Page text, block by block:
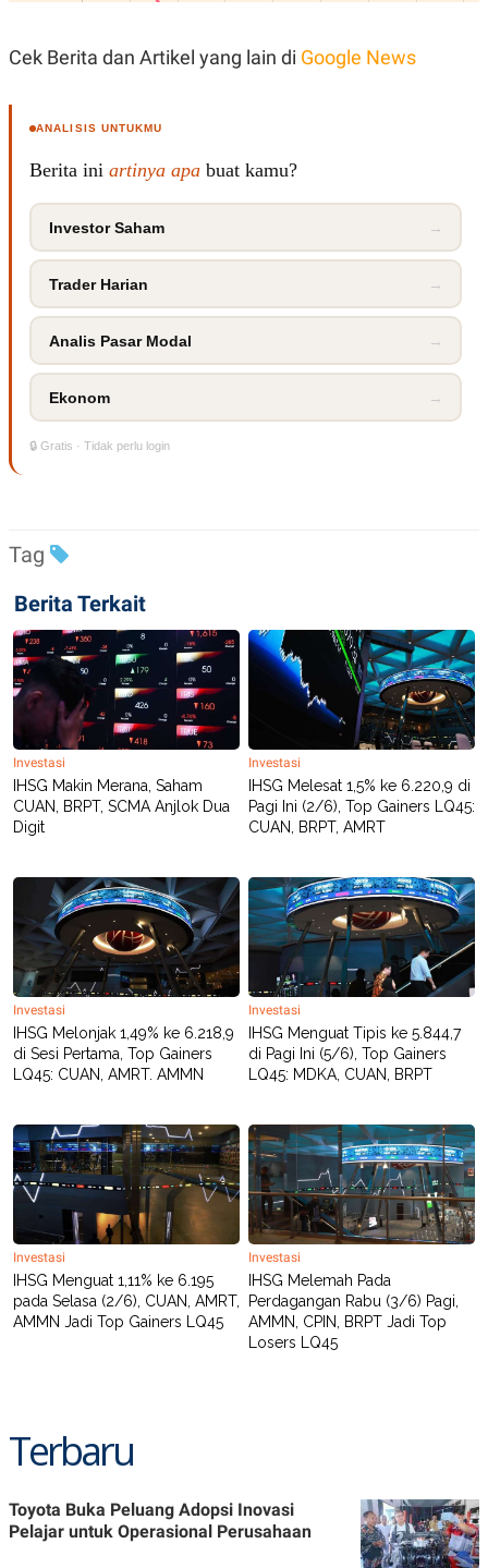
S
D
A
S
N
A
T
P
U
JARINGAN
A
A
M
P
S
S
E
I
D
L
A
N
G
G
N
A
N
C
E
T
K
I
N
E
R
A
E
M
T
E
A
E
R
V
R
T
I
S
I
N
G
M
E
D
I
A
D
SIBER
PRIVACY
Cek Berita dan Artikel yang lain di Google News
ANALISIS UNTUKMU
Berita ini artinya apa buat kamu?
Investor Saham →
Trader Harian →
Analis Pasar Modal →
Ekonom →
🔒 Gratis · Tidak perlu login
Tag
Berita Terkait
Investasi
IHSG Makin Merana, Saham
CUAN, BRPT, SCMA Anjlok Dua
Digit
Investasi
IHSG Melesat 1,5% ke 6.220,9 di
Pagi Ini (2/6), Top Gainers LQ45:
CUAN, BRPT, AMRT
Investasi
IHSG Melonjak 1,49% ke 6.218,9
di Sesi Pertama, Top Gainers
LQ45: CUAN, AMRT. AMMN
Investasi
IHSG Menguat Tipis ke 5.844,7
di Pagi Ini (5/6), Top Gainers
LQ45: MDKA, CUAN, BRPT
Investasi
IHSG Menguat 1,11% ke 6.195
pada Selasa (2/6), CUAN, AMRT,
AMMN Jadi Top Gainers LQ45
Investasi
IHSG Melemah Pada
Perdagangan Rabu (3/6) Pagi,
AMMN, CPIN, BRPT Jadi Top
Losers LQ45
Terbaru
Toyota Buka Peluang Adopsi Inovasi
Pelajar untuk Operasional Perusahaan